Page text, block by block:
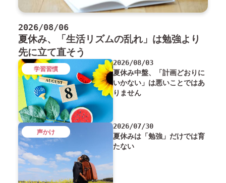
2026/08/06
夏休み、「生活リズムの乱れ」は勉強より
先に立て直そう
2026/08/03
夏休み中盤、「計画どおりに
いかない」は悪いことではあ
りません
学習習慣
2026/07/30
夏休みは「勉強」だけでは育
たない
声かけ